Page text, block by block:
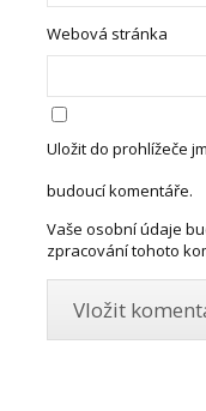
Webová stránka
Uložit do prohlížeče
budoucí komentáře.
Vaše osobní údaje
zpracování tohoto